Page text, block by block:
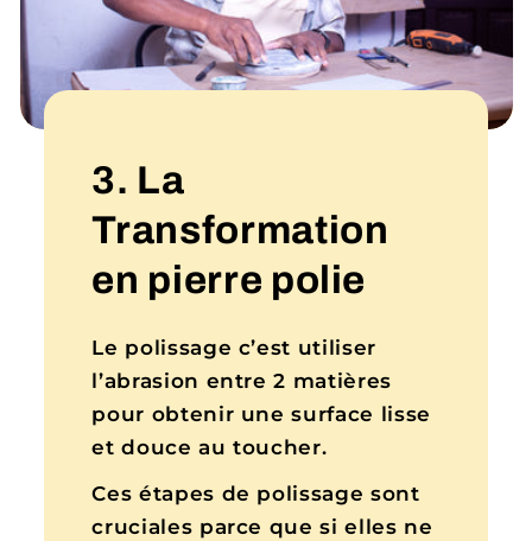
3. La
Transformation
en pierre polie
Le polissage c’est utiliser
l’abrasion entre 2 matières
pour obtenir une surface lisse
et douce au toucher.
Ces étapes de polissage sont
cruciales parce que si elles ne